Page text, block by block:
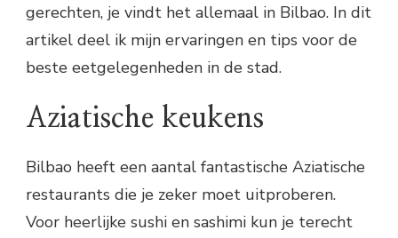
gerechten, je vindt het allemaal in Bilbao. In dit
artikel deel ik mijn ervaringen en tips voor de
beste eetgelegenheden in de stad.
Aziatische keukens
Bilbao heeft een aantal fantastische Aziatische
restaurants die je zeker moet uitproberen.
Voor heerlijke sushi en sashimi kun je terecht